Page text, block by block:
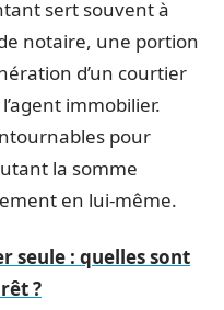
sert souvent à
notaire, une portion
d’un courtier
immobilier.
pour
la somme
en lui-même.
seule : quelles sont
?